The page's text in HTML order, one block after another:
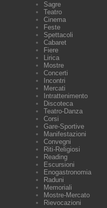
Sagre
Teatro
Cinema
Feste
Spettacoli
Cabaret
Fiere
Lirica
Mostre
Concerti
Incontri
Mercati
Intrattenimento
Discoteca
Teatro-Danza
Corsi
Gare-Sportive
Manifestazioni
Convegni
Riti-Religiosi
Reading
Escursioni
Enogastronomia
Raduni
Memoriali
Mostre-Mercato
Rievocazioni